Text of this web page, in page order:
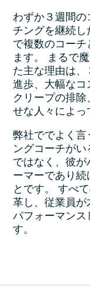
わずか３週間の
チングを継続し
で複数のコー
ます。 まるで
た主な理由は
進歩、大幅なコ
クリープの排
せな人々によっ
弊社ででよく言
ングコーチが
ではなく、彼が
ーマーであり続
とです。 すべ
革し、従業員
パフォーマン
す。